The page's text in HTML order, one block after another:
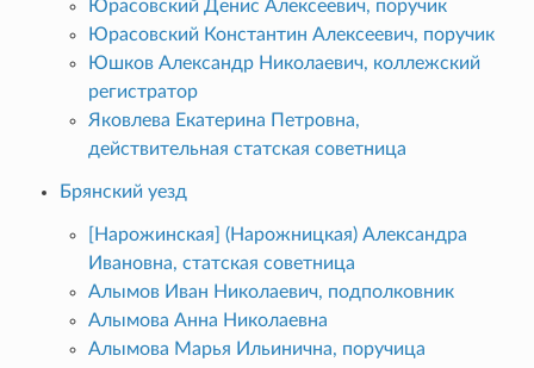
Юрасовский Денис Алексеевич, поручик
Юрасовский Константин Алексеевич, поручик
Юшков Александр Николаевич, коллежский
регистратор
Яковлева Екатерина Петровна,
действительная статская советница
Брянский уезд
[Нарожинская] (Нарожницкая) Александра
Ивановна, статская советница
Алымов Иван Николаевич, подполковник
Алымова Анна Николаевна
Алымова Марья Ильинична, поручица